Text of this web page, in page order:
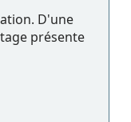
D'une
présente